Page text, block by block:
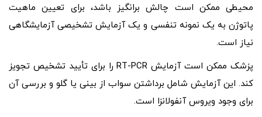
محیطی ممکن است چالش برانگیز باشد، برای تعیین ماهیت
پاتوژن به یک نمونه تنفسی و یک آزمایش تشخیصی آزمایشگاهی
نیاز است.
پزشک ممکن است آزمایش RT-PCR را برای تأیید تشخیص تجویز
کند. این آزمایش شامل برداشتن سواب از بینی یا گلو و بررسی آن
برای وجود ویروس آنفولانزا است.